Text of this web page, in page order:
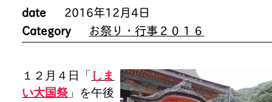
date
2016年12月4日
Category
お祭り・行事２０１６
１２月４日「 しま
い大国祭」を午後